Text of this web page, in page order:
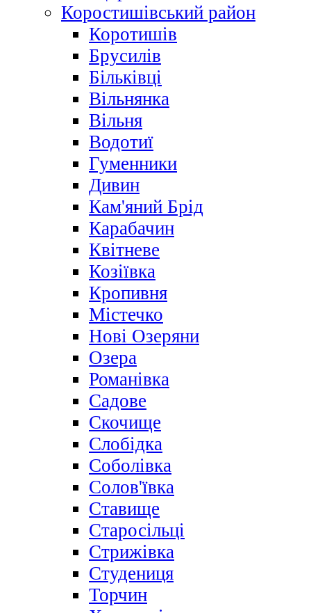
Коростишівський район
Коротишів
Брусилів
Більківці
Вільнянка
Вільня
Водотиї
Гуменники
Дивин
Кам'яний Брід
Карабачин
Квітневе
Козіївка
Кропивня
Містечко
Нові Озеряни
Озера
Романівка
Садове
Скочище
Слобідка
Соболівка
Солов'ївка
Ставище
Старосільці
Стрижівка
Студениця
Торчин